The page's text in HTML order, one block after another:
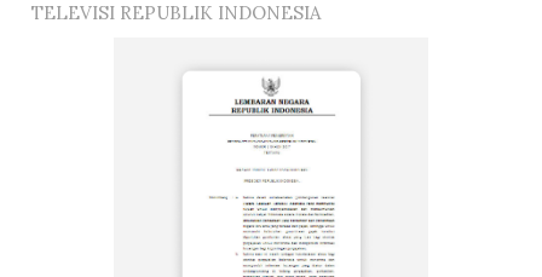
TELEVISI REPUBLIK INDONESIA